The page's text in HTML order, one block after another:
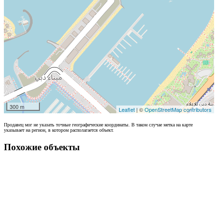
300 m Leaflet | ©OpenStreetMap contributors
Продавец мог не указать точные географические координаты. В таком случае метка на карте
указывает на регион, в котором располагается объект.
Похожие объекты